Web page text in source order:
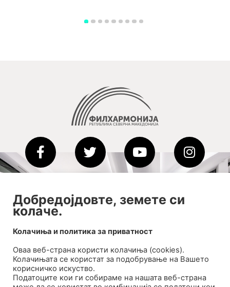
2020-09-01_argument!
Filharmonija
Добредојдовте, земете си
колаче.
Колачиња и политика за приватност
Оваа веб-странa користи колачиња (cookies).
Колачињата се користат за подобрување на Вашето
корисничко искуство.
Податоците кои ги собираме на нашата веб-страна